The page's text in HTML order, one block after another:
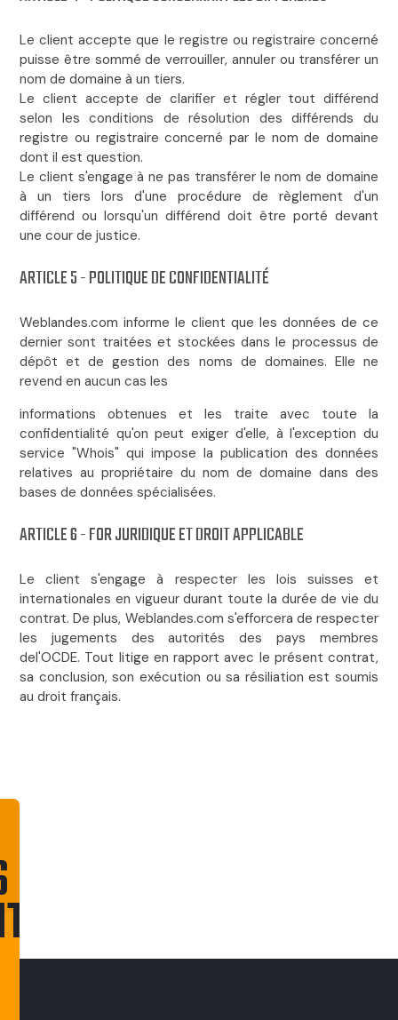
Le client accepte que le registre ou registraire concerné
puisse être sommé de verrouiller, annuler ou transférer un
nom de domaine à un tiers.
Le client accepte de clarifier et régler tout différend
selon les conditions de résolution des différends du
registre ou registraire concerné par le nom de domaine
dont il est question.
Le client s'engage à ne pas transférer le nom de domaine
à un tiers lors d'une procédure de règlement d'un
différend ou lorsqu'un différend doit être porté devant
une cour de justice.
ARTICLE 5 - POLITIQUE DE CONFIDENTIALITÉ
Weblandes.com informe le client que les données de ce
dernier sont traitées et stockées dans le processus de
dépôt et de gestion des noms de domaines. Elle ne
revend en aucun cas les
informations obtenues et les traite avec toute la
confidentialité qu'on peut exiger d'elle, à l'exception du
service "Whois" qui impose la publication des données
relatives au propriétaire du nom de domaine dans des
bases de données spécialisées.
ARTICLE 6 - FOR JURIDIQUE ET DROIT APPLICABLE
Le client s'engage à respecter les lois suisses et
internationales en vigueur durant toute la durée de vie du
contrat. De plus, Weblandes.com s'efforcera de respecter
les jugements des autorités des pays membres
del'OCDE. Tout litige en rapport avec le présent contrat,
sa conclusion, son exécution ou sa résiliation est soumis
au droit français.
NOUS